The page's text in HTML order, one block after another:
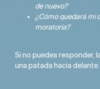
de nuevo?
¿Cómo quedará mi
moratoria?
Si no puedes responder,
una patada hacia delante.